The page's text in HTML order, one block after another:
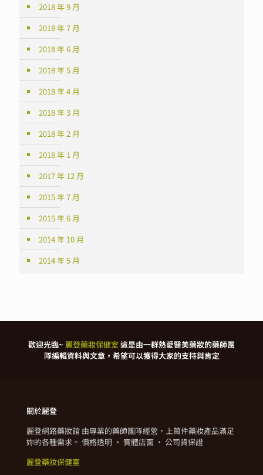
2018 年 9 月
2018 年 7 月
2018 年 6 月
2018 年 5 月
2018 年 4 月
2018 年 3 月
2018 年 2 月
2018 年 1 月
2017 年 12 月
2015 年 7 月
2015 年 6 月
2014 年 10 月
2014 年 5 月
歡迎光臨~ 麗登藥妝保健室這是由一群熱愛醫美藥妝的藥師團
隊編輯資料與文章，希望可以獲得大家的支持與肯定
關於麗登
麗登網路藥妝館 由專業的藥師團隊經營，上萬件藥妝產品滿足
妳的各種需求。 價格透明 · 實體店面 · 公司貨保證
麗登藥妝保健室